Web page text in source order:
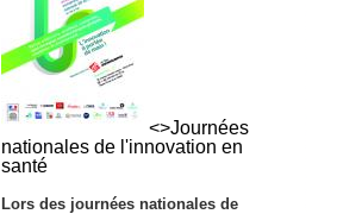
<>Journées
nationales de l'innovation en
santé
Lors des journées nationales de